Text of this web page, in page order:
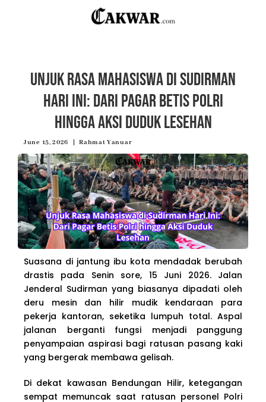
Unjuk Rasa Mahasiswa di Sudirman
Hari Ini: Dari Pagar Betis Polri
hingga Aksi Duduk Lesehan
June 15, 2026 Rahmat Yanuar
Suasana di jantung ibu kota mendadak berubah
drastis pada Senin sore, 15 Juni 2026. Jalan
Jenderal Sudirman yang biasanya dipadati oleh
deru mesin dan hilir mudik kendaraan para
pekerja kantoran, seketika lumpuh total. Aspal
jalanan berganti fungsi menjadi panggung
penyampaian aspirasi bagi ratusan pasang kaki
yang bergerak membawa gelisah.
Di dekat kawasan Bendungan Hilir, ketegangan
sempat memuncak saat ratusan personel Polri